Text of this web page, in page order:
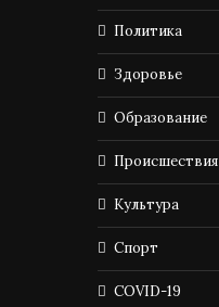
Политика
Здоровье
Образование
Происшествия
Культура
Спорт
COVID-19